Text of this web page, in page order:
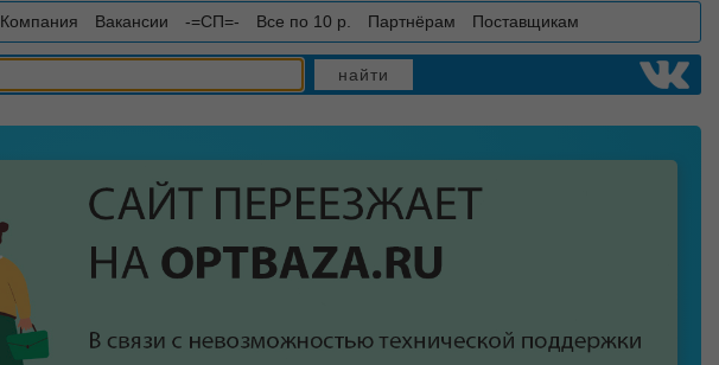
Компания Вакансии -=СП=- Все по 10 р. Партнёрам Поставщикам
найти